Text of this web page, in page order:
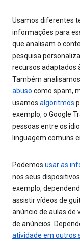
Usamos diferentes
informações para
que analisam o
pesquisa
recursos adaptados
Também
abuso como spam,
usamos algoritmos
exemplo, o Google
pessoas entre os
linguagem comuns
Podemos usar as
nos seus
exemplo,
assistir vídeos de
anúncio de aulas de
de anúncios.
atividade em outros